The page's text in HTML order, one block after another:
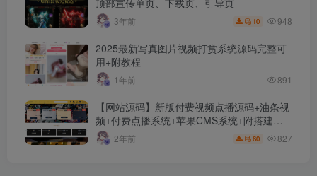
顶部宣传单页、下载页、引导页
3年前 10 948
2025最新写真图片视频打赏系统源码完整可
用+附教程
1年前 891
【网站源码】新版付费视频点播源码+油条视
频+付费点播系统+苹果CMS系统+附搭建教
程+采集接口及规则介绍
2年前 60 827